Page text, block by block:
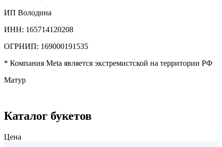
ИП Володина
ИНН: 165714120208
ОГРНИП: 169000191535
* Компания Meta является экстремистской на территории РФ
Матур
Каталог букетов
Цена